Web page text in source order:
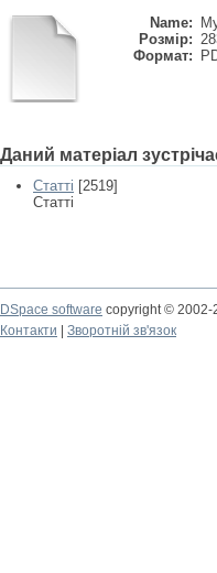
Name:
Розмір:
Формат:
Даний матеріал
Статті [2519]
Статті
DSpace software copyright © 2002-
Контакти
Зворотній зв'язок